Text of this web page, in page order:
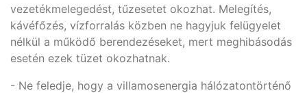
vezetékmelegedést, tűzesetet okozhat. Melegítés,
kávéfőzés, vízforralás közben ne hagyjuk felügyelet
nélkül a működő berendezéseket, mert meghibásodás
esetén ezek tüzet okozhatnak.
- Ne feledje, hogy a villamosenergia hálózatontörténő